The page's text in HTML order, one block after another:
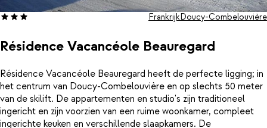
Résidence Vacancéole Beauregard
FrankrijkDoucy-Combelouvière
Résidence Vacancéole Beauregard heeft de perfecte ligging; in
het centrum van Doucy-Combelouvière en op slechts 50 meter
van de skilift. De appartementen en studio's zijn traditioneel
ingericht en zijn voorzien van een ruime woonkamer, compleet
ingerichte keuken en verschillende slaapkamers. De